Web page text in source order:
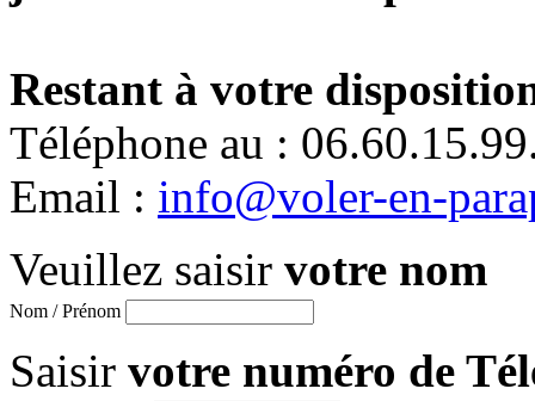
Restant à votre
Téléphone au :
Email : info@voler-en-
Veuillez saisir votre nom
Nom / Prénom
Saisir votre numéro de